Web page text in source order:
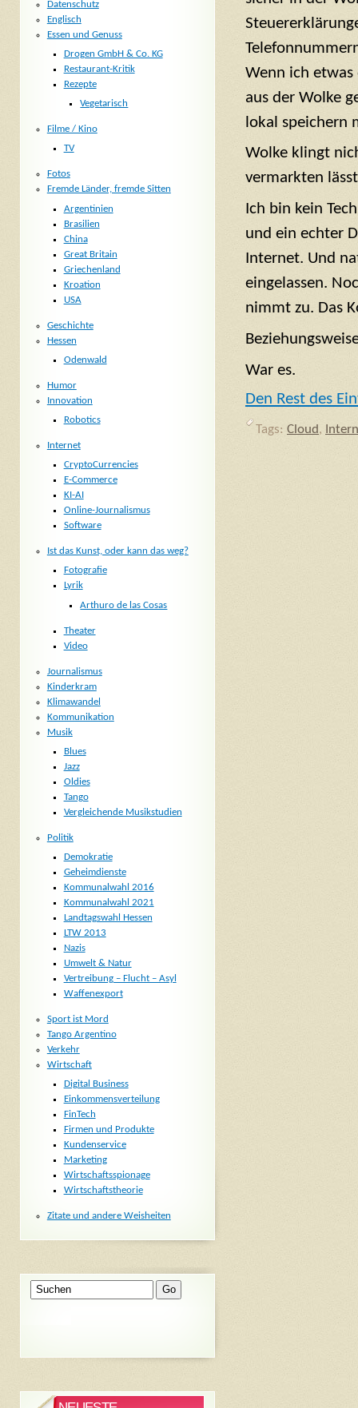
Wenn ich etwas
aus der Wolke
lokal speichern
Wolke klingt
vermarkten
Ich bin kein
und ein echter
Internet. Und
eingelassen.
nimmt zu. Das
War es.
Den Rest des
Tags: Cloud,
Datenschutz
Englisch
Essen und Genuss
Drogen GmbH & Co. KG
Restaurant-Kritik
Rezepte
Vegetarisch
Filme / Kino
TV
Fotos
Fremde Länder, fremde Sitten
Argentinien
Brasilien
China
Great Britain
Griechenland
Kroation
USA
Geschichte
Hessen
Odenwald
Humor
Innovation
Robotics
Internet
CryptoCurrencies
E-Commerce
KI-AI
Online-Journalismus
Software
Ist das Kunst, oder kann das weg?
Fotografie
Lyrik
Arthuro de las Cosas
Theater
Video
Journalismus
Kinderkram
Klimawandel
Kommunikation
Musik
Blues
Jazz
Oldies
Tango
Vergleichende Musikstudien
Politik
Demokratie
Geheimdienste
Kommunalwahl 2016
Kommunalwahl 2021
Landtagswahl Hessen
LTW 2013
Nazis
Umwelt & Natur
Vertreibung – Flucht – Asyl
Waffenexport
Sport ist Mord
Tango Argentino
Verkehr
Wirtschaft
Digital Business
Einkommensverteilung
FinTech
Firmen und Produkte
Kundenservice
Marketing
Wirtschaftsspionage
Wirtschaftstheorie
Zitate und andere Weisheiten